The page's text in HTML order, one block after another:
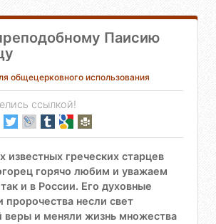
Паисию
общецерковного использования
ссылкой!
известных греческих старцев
горячо любим и уважаем
и в России. Его духовные
пророчества несли свет
веры и меняли жизнь множества